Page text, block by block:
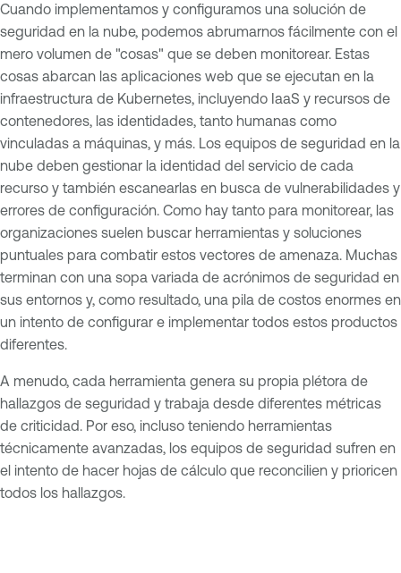
Cuando implementamos y configuramos una solución de
seguridad en la nube, podemos abrumarnos fácilmente con el
mero volumen de "cosas" que se deben monitorear. Estas
cosas abarcan las aplicaciones web que se ejecutan en la
infraestructura de Kubernetes, incluyendo IaaS y recursos de
contenedores, las identidades, tanto humanas como
vinculadas a máquinas, y más. Los equipos de seguridad en la
nube deben gestionar la identidad del servicio de cada
recurso y también escanearlas en busca de vulnerabilidades y
errores de configuración. Como hay tanto para monitorear, las
organizaciones suelen buscar herramientas y soluciones
puntuales para combatir estos vectores de amenaza. Muchas
terminan con una sopa variada de acrónimos de seguridad en
sus entornos y, como resultado, una pila de costos enormes en
un intento de configurar e implementar todos estos productos
diferentes.
A menudo, cada herramienta genera su propia plétora de
hallazgos de seguridad y trabaja desde diferentes métricas
de criticidad. Por eso, incluso teniendo herramientas
técnicamente avanzadas, los equipos de seguridad sufren en
el intento de hacer hojas de cálculo que reconcilien y prioricen
todos los hallazgos.